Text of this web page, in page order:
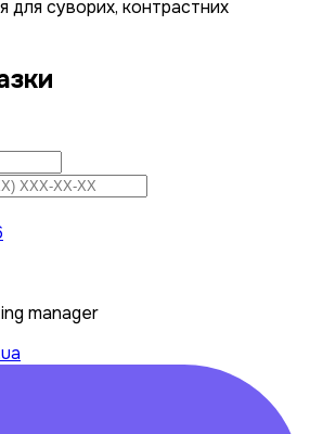
для суворих, контрастних
manager